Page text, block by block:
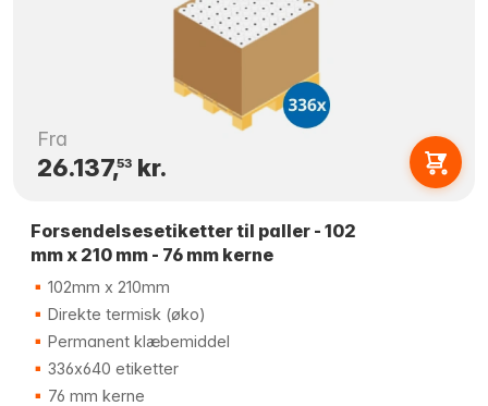
Fra
26.137,53kr.
Forsendelsesetiketter til paller - 102
mm x 210 mm - 76 mm kerne
102mm x 210mm
Direkte termisk (øko)
Permanent klæbemiddel
336x640 etiketter
76 mm kerne